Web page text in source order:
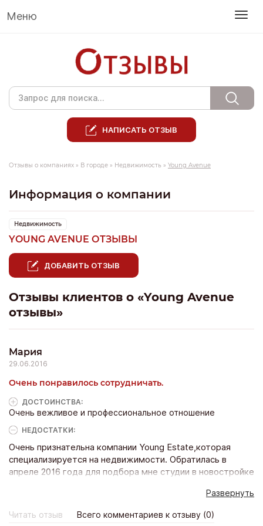
Меню
НАПИСАТЬ ОТЗЫВ
Отзывы о компаниях » В городе » Недвижимость » Young Avenue
Информация о компании
Недвижимость
YOUNG AVENUE ОТЗЫВЫ
ДОБАВИТЬ ОТЗЫВ
Отзывы клиентов о «Young Avenue
отзывы»
Мария
29.06.2016
Очень понравилось сотрудничать.
ДОСТОИНCТВА:
Очень вежливое и профессиональное отношение
НЕДОСТАТКИ:
Очень признательна компании Young Estate,которая
специализируется на недвижимости. Обратилась в
апреле 2016 года для подбора мне студии в новостройке
ощущения от бесплатных услуг. Обычно если бесплатно
,то это либо грубо, либо некачественно. Здесь все было
на высоте-и профессиональный подход и вежливость и
Развернуть
Читать отзыв Всего комментариев к отзыву (0)